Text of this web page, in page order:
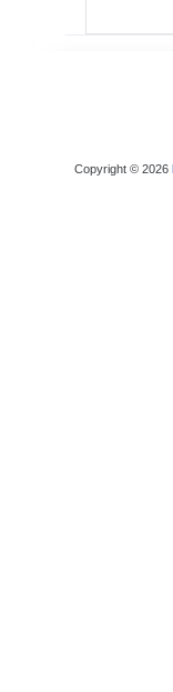
Copyright © 2026